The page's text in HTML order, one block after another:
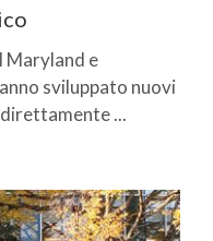
Maryland e
sviluppato nuovi
...